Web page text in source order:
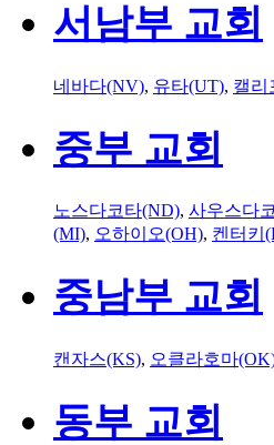
서남부 교회
네바다(NV), 유타(UT), 캘리
중부 교회
노스다코타(ND), 사우스다
(MI), 오하이오(OH), 켄터키
중남부 교회
캔자스(KS), 오클라호마
동부 교회